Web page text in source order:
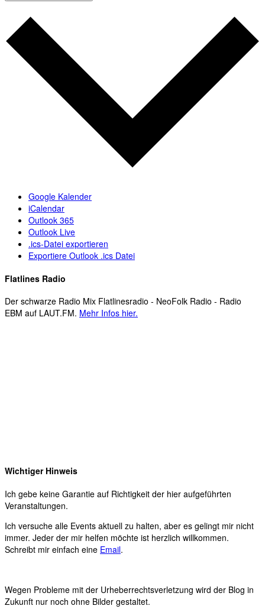
Google Kalender
iCalendar
Outlook 365
Outlook Live
.ics-Datei exportieren
Exportiere Outlook .ics Datei
Flatlines Radio
Der schwarze Radio Mix Flatlinesradio - NeoFolk Radio - Radio
EBM auf LAUT.FM. Mehr Infos hier.
Wichtiger Hinweis
Ich gebe keine Garantie auf Richtigkeit der hier aufgeführten
Veranstaltungen.
Ich versuche alle Events aktuell zu halten, aber es gelingt mir nicht
immer. Jeder der mir helfen möchte ist herzlich willkommen.
Schreibt mir einfach eine Email.
Wegen Probleme mit der Urheberrechtsverletzung wird der Blog in
Zukunft nur noch ohne Bilder gestaltet.